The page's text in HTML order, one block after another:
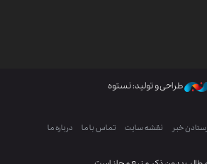
طراحی و تولید: نستوه
خبر نقشه سایت تماس با ما درباره ما